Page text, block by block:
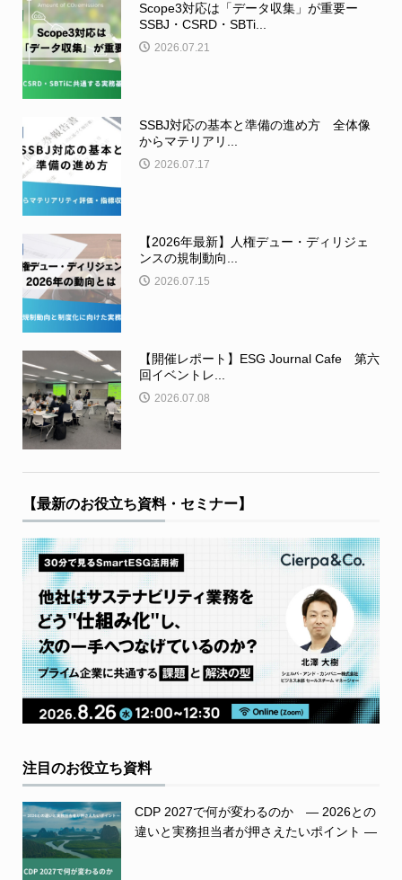
Scope3対応は「データ収集」が重要ー
SSBJ・CSRD・SBTi...
2026.07.21
SSBJ対応の基本と準備の進め方 全体像
からマテリアリ...
2026.07.17
【2026年最新】人権デュー・ディリジェ
ンスの規制動向...
2026.07.15
【開催レポート】ESG Journal Cafe 第六
回イベントレ...
2026.07.08
【最新のお役立ち資料・セミナー】
注目のお役立ち資料
CDP 2027で何が変わるのか ― 2026との
違いと実務担当者が押さえたいポイント ―